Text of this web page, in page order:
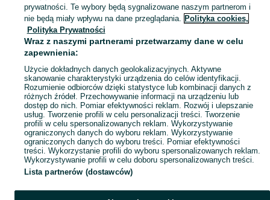
Mapa kategorii
Mapa miejscowości
Mapa ministron
Popularne wyszukiwania
prywatności. Te wybory będą sygnalizowane naszym partnerom i
nie będą miały wpływu na dane przeglądania. Polityka cookies,
Polityka Prywatności
Wraz z naszymi partnerami przetwarzamy dane w celu
zapewnienia:
Użycie dokładnych danych geolokalizacyjnych. Aktywne
skanowanie charakterystyki urządzenia do celów identyfikacji.
Rozumienie odbiorców dzięki statystyce lub kombinacji danych z
różnych źródeł. Przechowywanie informacji na urządzeniu lub
dostęp do nich. Pomiar efektywności reklam. Rozwój i ulepszanie
usług. Tworzenie profili w celu personalizacji treści. Tworzenie
profili w celu spersonalizowanych reklam. Wykorzystywanie
ograniczonych danych do wyboru reklam. Wykorzystywanie
ograniczonych danych do wyboru treści. Pomiar efektywności
treści. Wykorzystanie profili do wyboru spersonalizowanych reklam.
Wykorzystywanie profili w celu doboru spersonalizowanych treści.
Lista partnerów (dostawców)